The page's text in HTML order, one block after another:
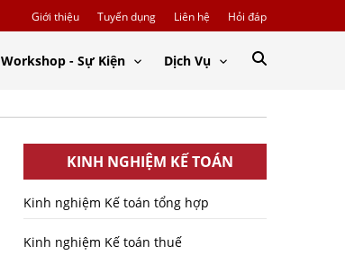
Giới thiệu Tuyển dụng Liên hệ Hỏi đáp
Workshop - Sự Kiện Dịch Vụ
KINH NGHIỆM KẾ TOÁN
Kinh nghiệm Kế toán tổng hợp
Kinh nghiệm Kế toán thuế